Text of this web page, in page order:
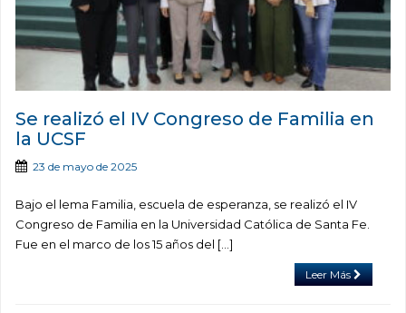
Se realizó el IV Congreso de Familia en
la UCSF
23 de mayo de 2025
Bajo el lema Familia, escuela de esperanza, se realizó el IV
Congreso de Familia en la Universidad Católica de Santa Fe.
Fue en el marco de los 15 años del [...]
Leer Más